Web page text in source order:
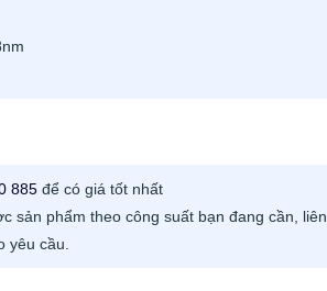
885để có giá tốt nhất
sản phẩm theo công suất bạn đang cần, liên
yêu cầu.